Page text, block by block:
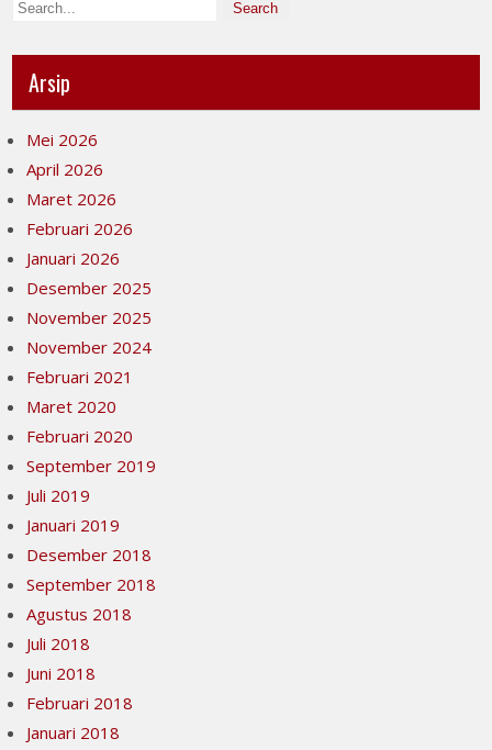
Arsip
Mei 2026
April 2026
Maret 2026
Februari 2026
Januari 2026
Desember 2025
November 2025
November 2024
Februari 2021
Maret 2020
Februari 2020
September 2019
Juli 2019
Januari 2019
Desember 2018
September 2018
Agustus 2018
Juli 2018
Juni 2018
Februari 2018
Januari 2018